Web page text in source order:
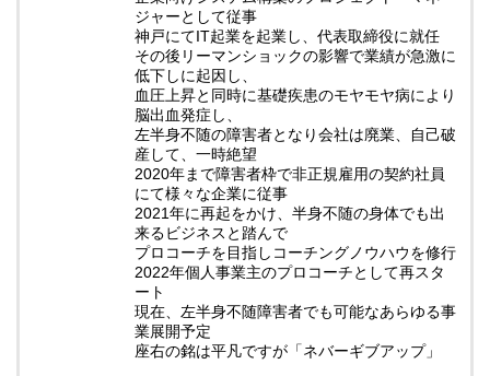
ジャーとして従事
神戸にてIT起業を起業し、代表取締役に就任
その後リーマンショックの影響で業績が急激に
低下しに起因し、
血圧上昇と同時に基礎疾患のモヤモヤ病により
脳出血発症し、
左半身不随の障害者となり会社は廃業、自己破
産して、一時絶望
2020年まで障害者枠で非正規雇用の契約社員
にて様々な企業に従事
2021年に再起をかけ、半身不随の身体でも出
来るビジネスと踏んで
プロコーチを目指しコーチングノウハウを修行
2022年個人事業主のプロコーチとして再スタ
ート
現在、左半身不随障害者でも可能なあらゆる事
業展開予定
座右の銘は平凡ですが「ネバーギブアップ」